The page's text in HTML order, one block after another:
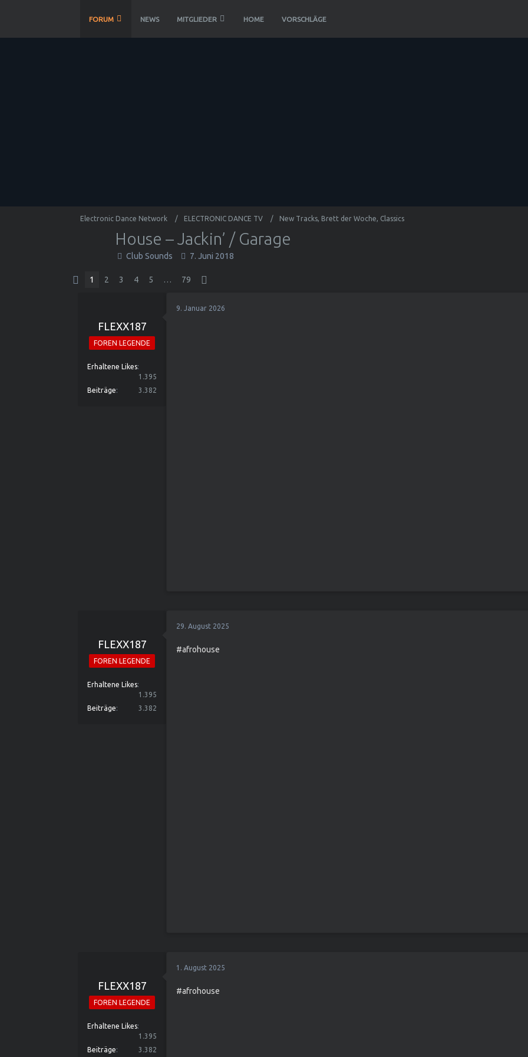
FORUM NEWS MITGLIEDER HOME VORSCHLÄGE
Electronic Dance Network ELECTRONIC DANCE TV New Tracks, Brett der Woche, Classics
House – Jackin’ / Garage
Club Sounds 7. Juni 2018
1 2 3 4 5 … 79
FLEXX187
FOREN LEGENDE
Erhaltene Likes
1.395
Beiträge
3.382
9. Januar 2026
FLEXX187
FOREN LEGENDE
Erhaltene Likes
1.395
Beiträge
3.382
29. August 2025
#afrohouse
FLEXX187
FOREN LEGENDE
Erhaltene Likes
1.395
Beiträge
3.382
1. August 2025
#afrohouse